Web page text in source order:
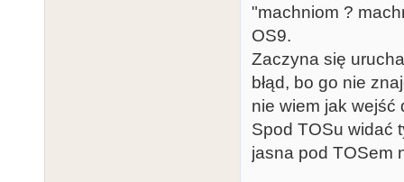
"machniom ?
OS9.
Zaczyna się
błąd, bo go nie
nie wiem jak wejść
Spod TOSu widać
jasna pod TOSem